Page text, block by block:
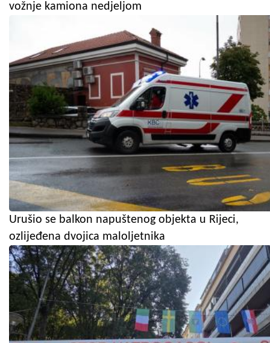
vožnje kamiona nedjeljom
Urušio se balkon napuštenog objekta u Rijeci,
ozlijeđena dvojica maloljetnika